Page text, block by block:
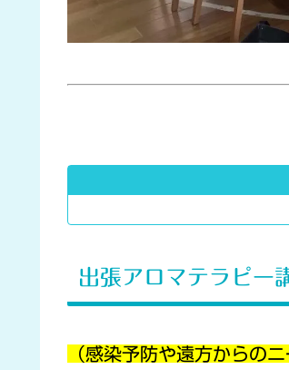
出張アロマテラピー
（感染予防や遠方からの